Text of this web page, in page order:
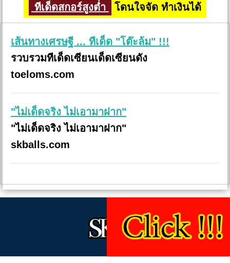
ทีเด็ดสกอร์สูงต่ำ โดนใจจัด ทำเงินได้
เส้นทางเศรษฐี ... ทีเด็ด "โต๊ะล้ม" !!!
รวบรวมทีเด็ดเซียนเด็ดเซียนดัง
toeloms.com
"ไม่เด็ดจริง ไม่เอามาฝาก"
"ไม่เด็ดจริง ไม่เอามาฝาก"
skballs.com